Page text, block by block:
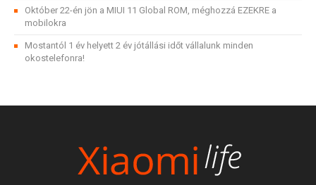
Október 22-én jön a MIUI 11 Global ROM, méghozzá EZEKRE a
mobilokra
Mostantól 1 év helyett 2 év jótállási időt vállalunk minden
okostelefonra!